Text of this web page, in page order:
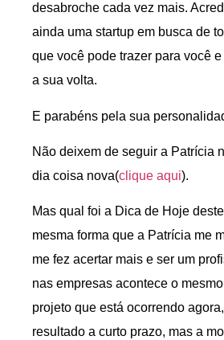
desabroche cada vez mais.
ainda uma startup em busca de
que você pode trazer para você
a sua volta.
E parabéns pela sua
Não deixem de seguir a Patrícia
dia coisa nova(clique aqui).
Mas qual foi a Dica de Hoje
mesma forma que a Patrícia me
me fez acertar mais e ser um
nas empresas acontece o
projeto que está ocorrendo
resultado a curto prazo, mas a